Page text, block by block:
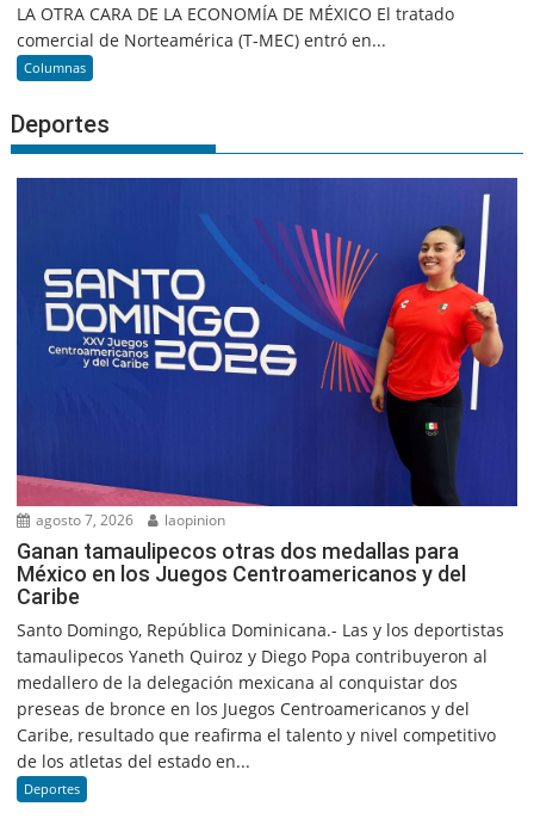
LA OTRA CARA DE LA ECONOMÍA DE MÉXICO El tratado
comercial de Norteamérica (T-MEC) entró en...
Columnas
Deportes
agosto 7, 2026 laopinion
Ganan tamaulipecos otras dos medallas para
México en los Juegos Centroamericanos y del
Caribe
Santo Domingo, República Dominicana.- Las y los deportistas
tamaulipecos Yaneth Quiroz y Diego Popa contribuyeron al
medallero de la delegación mexicana al conquistar dos
preseas de bronce en los Juegos Centroamericanos y del
Caribe, resultado que reafirma el talento y nivel competitivo
de los atletas del estado en...
Deportes